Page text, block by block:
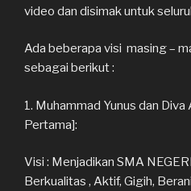
video dan disimak untuk
Ada beberapa visi masing –
sebagai berikut :
1. Muhammad Yunus dan
Pertama]:
Visi : Menjadikan SMA
Berkualitas , Aktif, Gigih,